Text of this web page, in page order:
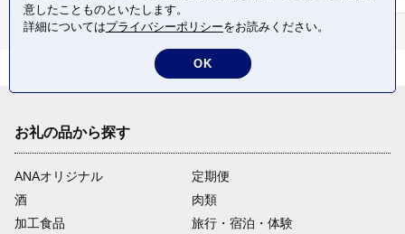
お礼の品から探す
ANAオリジナル
定期便
酒
肉類
加工食品
旅行・宿泊・体験
意したことものといたします。
詳細についてはプライバシーポリシーをお読みください。
OK